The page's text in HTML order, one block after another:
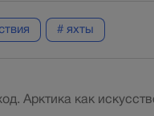
# яхты
Арктика как